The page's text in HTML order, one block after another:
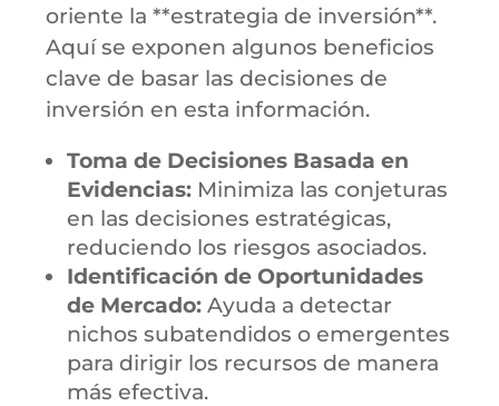
oriente la **estrategia de inversión**.
Aquí se exponen algunos beneficios
clave de basar las decisiones de
inversión en esta información.
Toma de Decisiones Basada en
Evidencias: Minimiza las conjeturas
en las decisiones estratégicas,
reduciendo los riesgos asociados.
Identificación de Oportunidades
de Mercado: Ayuda a detectar
nichos subatendidos o emergentes
para dirigir los recursos de manera
más efectiva.